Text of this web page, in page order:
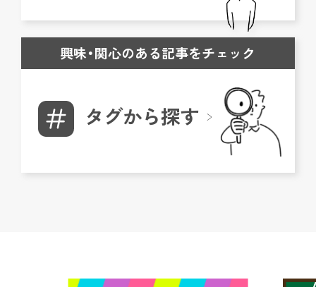
興味・関心のある記事をチェック
タグから探す